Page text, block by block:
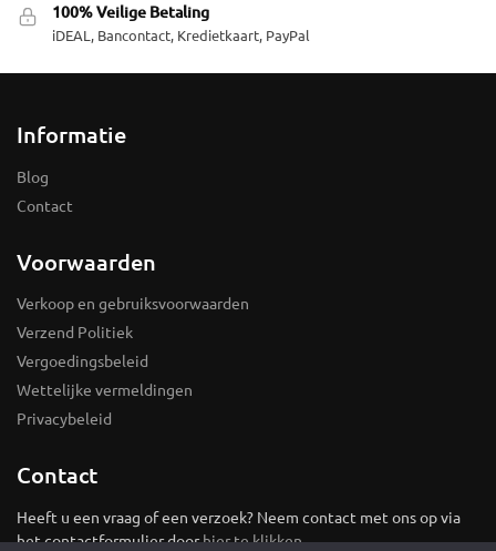
100% Veilige Betaling
iDEAL, Bancontact, Kredietkaart, PayPal
Informatie
Blog
Contact
Voorwaarden
Verkoop en gebruiksvoorwaarden
Verzend Politiek
Vergoedingsbeleid
Wettelijke vermeldingen
Privacybeleid
Contact
Heeft u een vraag of een verzoek? Neem contact met ons op via
het contactformulier doorhier te klikken.